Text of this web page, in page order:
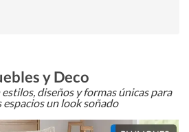
y Deco
diseños y formas únicas para
espacios un look soñado